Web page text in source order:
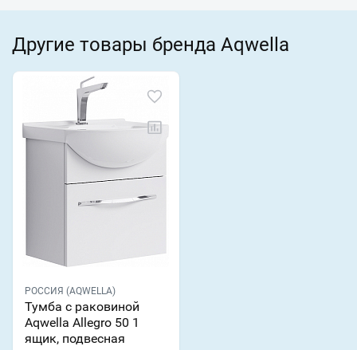
Другие товары бренда Aqwella
РОССИЯ (AQWELLA)
Тумба с раковиной
Aqwella Allegro 50 1
ящик, подвесная